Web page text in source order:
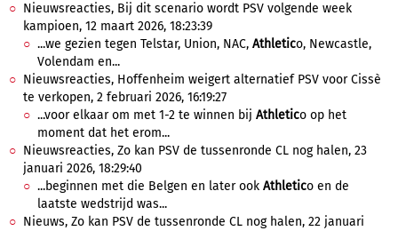
Nieuwsreacties, Bij dit scenario wordt PSV volgende week
kampioen, 12 maart 2026, 18:23:39
...we gezien tegen Telstar, Union, NAC, Athletico, Newcastle,
Volendam en...
Nieuwsreacties, Hoffenheim weigert alternatief PSV voor Cissè
te verkopen, 2 februari 2026, 16:19:27
...voor elkaar om met 1-2 te winnen bij Athletico op het
moment dat het erom...
Nieuwsreacties, Zo kan PSV de tussenronde CL nog halen, 23
januari 2026, 18:29:40
...beginnen met die Belgen en later ook Athletico en de
laatste wedstrijd was...
Nieuws, Zo kan PSV de tussenronde CL nog halen, 22 januari